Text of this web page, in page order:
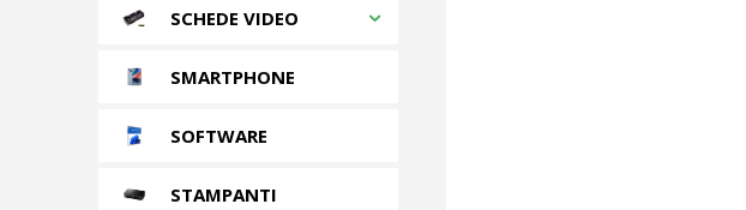
SCHEDE VIDEO
SMARTPHONE
SOFTWARE
STAMPANTI